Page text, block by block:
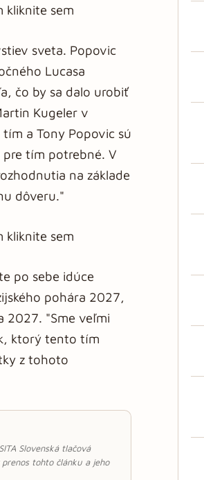
kliknite sem
sveta. Popovic
Lucasa
čo by sa dalo urobiť
Kugeler v
tím a Tony Popovic sú
tím potrebné. V
na základe
dôveru."
kliknite sem
po sebe idúce
pohára 2027,
2027. "Sme veľmi
ktorý tento tím
z tohoto
Slovenská tlačová
tohto článku a jeho